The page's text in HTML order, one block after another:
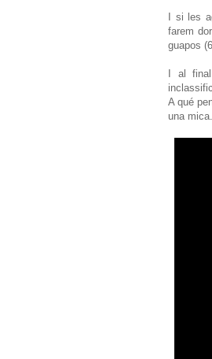
I si les
farem
guapos
I al final
A qué
una mica.